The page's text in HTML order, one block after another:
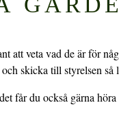
att veta vad de är för
skicka till styrelsen
får du också gärna